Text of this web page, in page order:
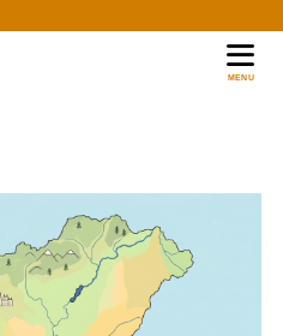
MENU